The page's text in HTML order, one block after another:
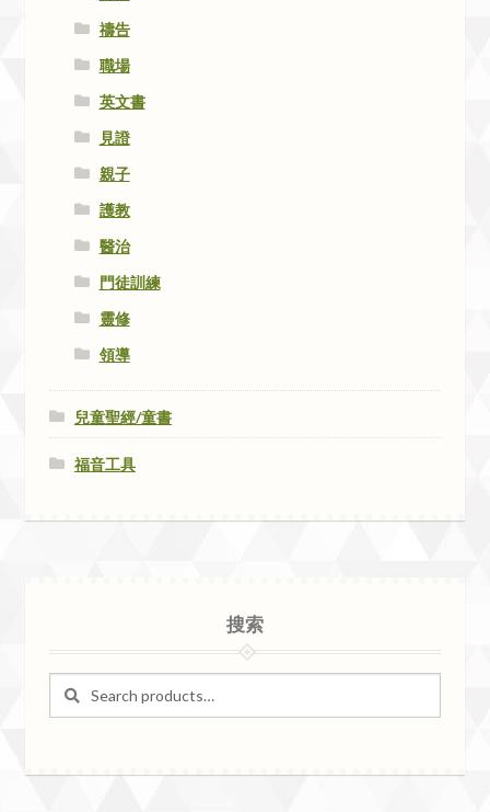
禱告
職場
英文書
見證
親子
護教
醫治
門徒訓練
靈修
領導
兒童聖經/童書
福音工具
搜索